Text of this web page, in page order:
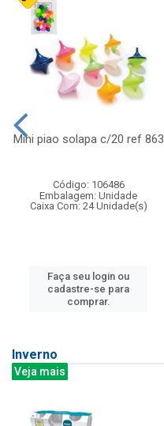
Mini piao solapa c/20 ref 863
Código: 106486
Embalagem: Unidade
Caixa Com: 24 Unidade(s)
Faça seu login ou
cadastre-se para
comprar.
Inverno
Veja mais